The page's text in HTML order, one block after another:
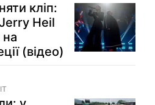
кліп:
Heil
на
(відео)